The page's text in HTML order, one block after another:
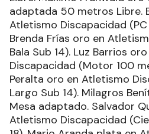
adaptada 50 metros Libre.
Atletismo Discapacidad
Brenda Frías oro en
Bala Sub 14). Luz Barrios
Discapacidad (Motor 100
Peralta oro en Atletismo
Largo Sub 14). Milagros
Mesa adaptado. Salvador
Atletismo Discapacidad